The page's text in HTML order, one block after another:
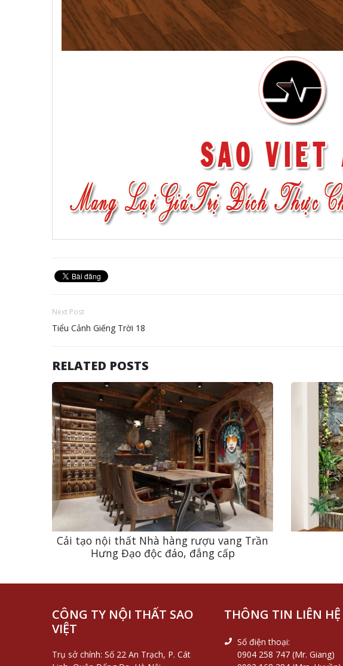
Next Post
Tiểu Cảnh Giếng Trời 18
RELATED POSTS
Cải tạo nội thất Nhà hàng rượu vang Trần
Hưng Đạo độc đáo, đẳng cấp
CÔNG TY NỘI THẤT SAO
VIỆT
Trụ sở chính: Số 22 An Trạch, P. Cát
THÔNG TIN LIÊN HỆ
Số điện thoại:
0904 258 747 (Mr. Giang)